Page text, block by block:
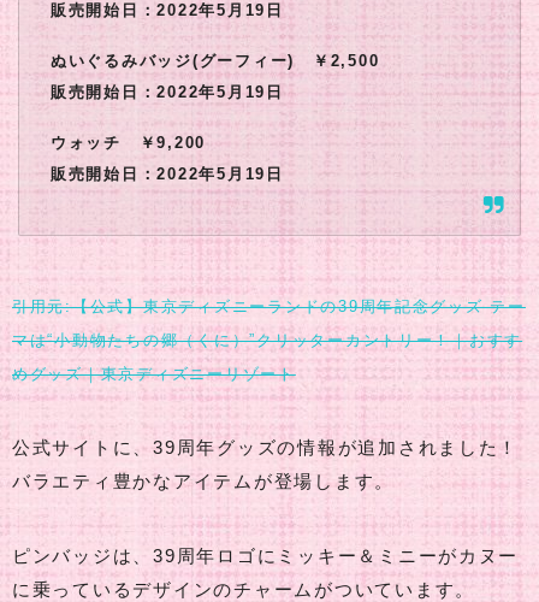
販売開始日：2022年5月19日
ぬいぐるみバッジ(グーフィー) ￥2,500
販売開始日：2022年5月19日
ウォッチ ￥9,200
販売開始日：2022年5月19日
引用元:【公式】東京ディズニーランドの39周年記念グッズ テー
マは“小動物たちの郷（くに）”クリッターカントリー！｜おすす
めグッズ｜東京ディズニーリゾート
公式サイトに、39周年グッズの情報が追加されました！
バラエティ豊かなアイテムが登場します。
ピンバッジは、39周年ロゴにミッキー＆ミニーがカヌー
に乗っているデザインのチャームがついています。